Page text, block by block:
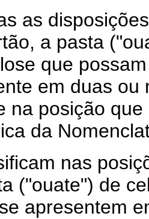
as
a pasta
que
em duas
na posição
da
nas
("ouate") de
apresentem